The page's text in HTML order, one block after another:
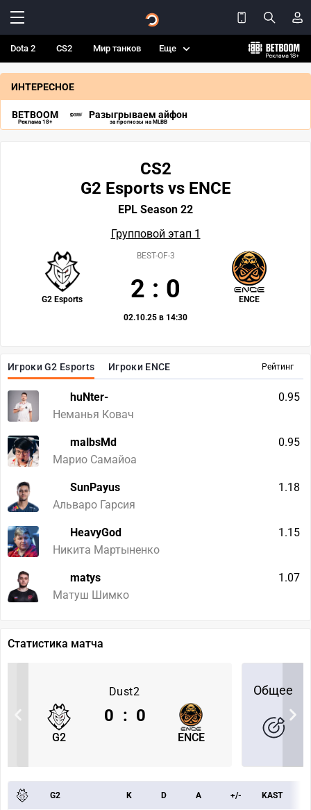
Dota 2 CS2 Мир танков Еще
ИНТЕРЕСНОЕ
BETBOOM
Реклама 18+
Разыгрываем айфон
за прогнозы на MLBB
Рейтинг
Игроки G2 Esports Игроки ENCE
huNter-
Неманья Ковач
0.95
malbsMd
Марио Самайоа
0.95
SunPayus
Альваро Гарсия
1.18
HeavyGod
Никита Мартыненко
1.15
matys
Матуш Шимко
1.07
CS2
G2 Esports vs ENCE
EPL Season 22
Групповой этап 1
G2 Esports ENCE
BEST-OF-3
2 : 0
02.10.25 в 14:30
Статистика матча
Dust2
G2 ENCE
0 : 0
Общее
G2 K D A +/- KAST